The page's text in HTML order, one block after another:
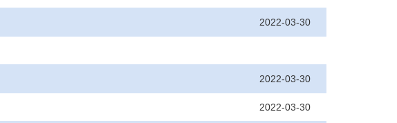
2022-03-30
2022-03-30
2022-03-30